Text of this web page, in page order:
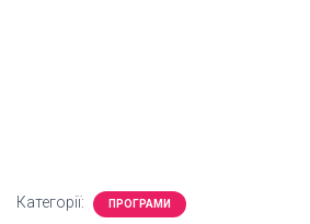
Категорії: ПРОГРАМИ